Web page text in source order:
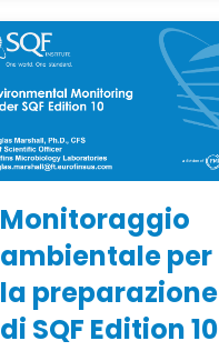
Monitoraggio
ambientale per
la preparazione
di SQF Edition 10